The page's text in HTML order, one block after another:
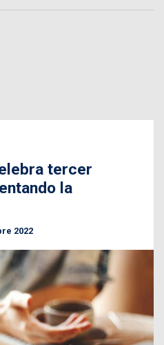
tercer
la
2022